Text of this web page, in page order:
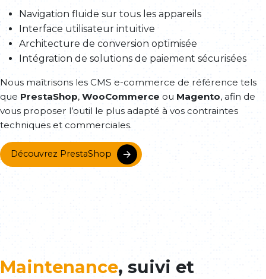
Navigation fluide sur tous les appareils
Interface utilisateur intuitive
Architecture de conversion optimisée
Intégration de solutions de paiement sécurisées
Nous maîtrisons les CMS e-commerce de référence tels
que PrestaShop, WooCommerce ou Magento, afin de
vous proposer l’outil le plus adapté à vos contraintes
techniques et commerciales.
Découvrez PrestaShop
Maintenance, suivi et